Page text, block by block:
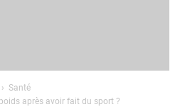
Santé
après avoir fait du sport ?